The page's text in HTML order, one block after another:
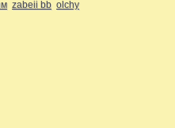
zabeii bb olchy